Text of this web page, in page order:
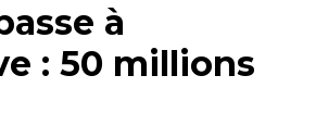
à
: 50 millions